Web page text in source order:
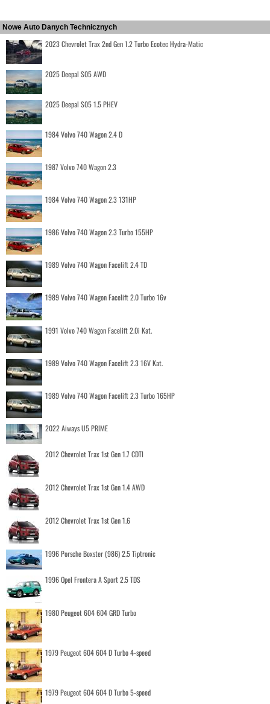
Nowe Auto Danych Technicznych
2023 Chevrolet Trax 2nd Gen 1.2 Turbo Ecotec Hydra-Matic
2025 Deepal S05 AWD
2025 Deepal S05 1.5 PHEV
1984 Volvo 740 Wagon 2.4 D
1987 Volvo 740 Wagon 2.3
1984 Volvo 740 Wagon 2.3 131HP
1986 Volvo 740 Wagon 2.3 Turbo 155HP
1989 Volvo 740 Wagon Facelift 2.4 TD
1989 Volvo 740 Wagon Facelift 2.0 Turbo 16v
1991 Volvo 740 Wagon Facelift 2.0i Kat.
1989 Volvo 740 Wagon Facelift 2.3 16V Kat.
1989 Volvo 740 Wagon Facelift 2.3 Turbo 165HP
2022 Aiways U5 PRIME
2012 Chevrolet Trax 1st Gen 1.7 CDTI
2012 Chevrolet Trax 1st Gen 1.4 AWD
2012 Chevrolet Trax 1st Gen 1.6
1996 Porsche Boxster (986) 2.5 Tiptronic
1996 Opel Frontera A Sport 2.5 TDS
1980 Peugeot 604 604 GRD Turbo
1979 Peugeot 604 604 D Turbo 4-speed
1979 Peugeot 604 604 D Turbo 5-speed